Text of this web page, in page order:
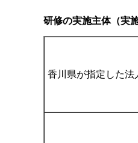
研修の実施主体（実
香川県が指定した法